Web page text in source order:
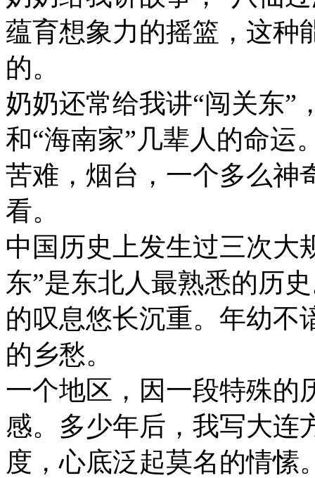
蕴育想象力的摇篮，这种
的。
奶奶还常给我讲“闯关东”
和“海南家”几辈人的命运
苦难，烟台，一个多么神
看。
中国历史上发生过三次大
东”是东北人最熟悉的历
的叹息悠长沉重。年幼不
的乡愁。
一个地区，因一段特殊的
感。多少年后，我写大连
度，心底泛起莫名的情愫